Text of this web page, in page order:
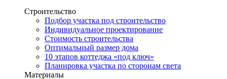
Строительство
Подбор участка под строительство
Индивидуальное проектирование
Стоимость строительства
Оптимальный размер дома
10 этапов коттеджа «под ключ»
Планировка участка по сторонам света
Материалы